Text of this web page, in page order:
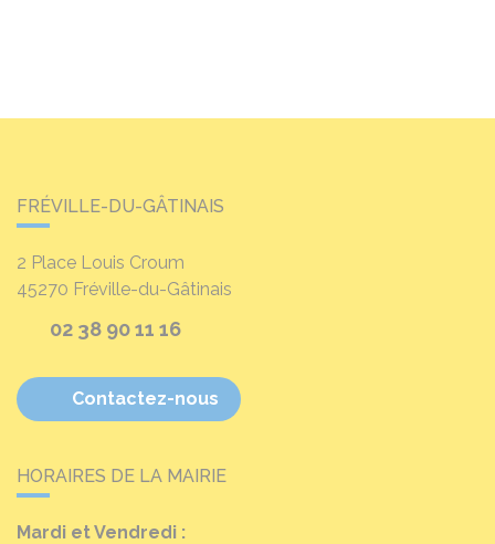
FRÉVILLE-DU-GÂTINAIS
2 Place Louis Croum
45270 Fréville-du-Gâtinais
02 38 90 11 16
Contactez-nous
HORAIRES DE LA MAIRIE
Mardi et Vendredi :